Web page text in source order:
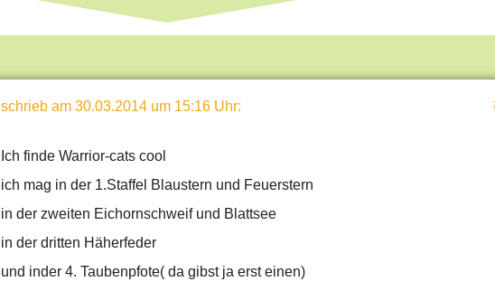
schrieb am 30.03.2014 um 15:16 Uhr:
Ich finde Warrior-cats cool
ich mag in der 1.Staffel Blaustern und Feuerstern
in der zweiten Eichornschweif und Blattsee
in der dritten Häherfeder
und inder 4. Taubenpfote( da gibst ja erst einen)